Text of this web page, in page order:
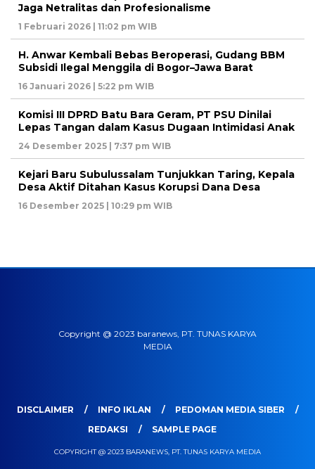
Jaga Netralitas dan Profesionalisme
1 Februari 2026 | 11:02 pm WIB
H. Anwar Kembali Bebas Beroperasi, Gudang BBM
Subsidi Ilegal Menggila di Bogor–Jawa Barat
16 Januari 2026 | 5:22 pm WIB
Komisi III DPRD Batu Bara Geram, PT PSU Dinilai
Lepas Tangan dalam Kasus Dugaan Intimidasi Anak
24 Desember 2025 | 7:37 pm WIB
Kejari Baru Subulussalam Tunjukkan Taring, Kepala
Desa Aktif Ditahan Kasus Korupsi Dana Desa
16 Desember 2025 | 10:29 pm WIB
Copyright @ 2023 baranews, PT. TUNAS KARYA
MEDIA
DISCLAIMER INFO IKLAN
PEDOMAN MEDIA SIBER
REDAKSI
SAMPLE PAGE
COPYRIGHT @ 2023 BARANEWS, PT. TUNAS KARYA MEDIA